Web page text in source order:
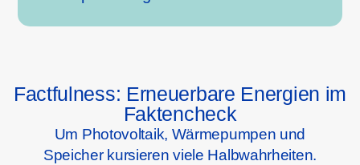
Factfulness: Erneuerbare Energien im
Faktencheck
Um Photovoltaik, Wärmepumpen und
Speicher kursieren viele Halbwahrheiten.